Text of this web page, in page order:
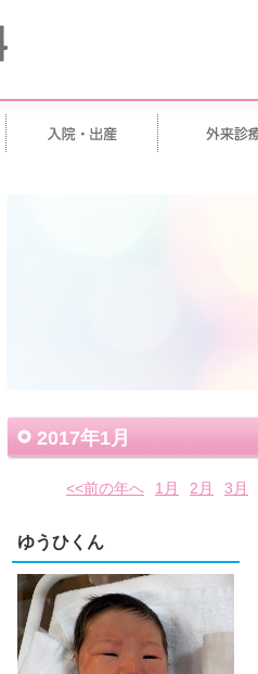
2017年1月
<<前の年へ 1月 2月 3月
ゆうひくん